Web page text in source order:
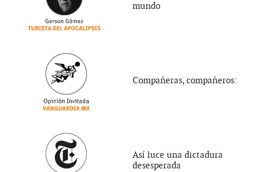
mundo
Compañeras, compañeros:
Así luce una dictadura
desesperada